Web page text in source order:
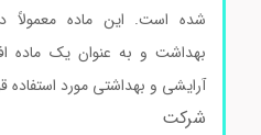
شده است. این ماده معمولاً در
بهداشت و به عنوان یک ماده
آرایشی و بهداشتی مورد استفاده
شرکت